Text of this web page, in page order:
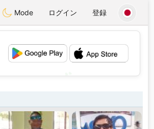
Mode ログイン 登録